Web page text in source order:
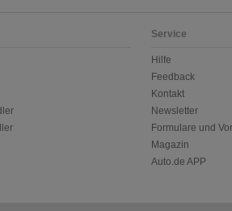
Service
Hilfe
Feedback
Kontakt
Newsletter
Formulare und
Magazin
Auto.de APP